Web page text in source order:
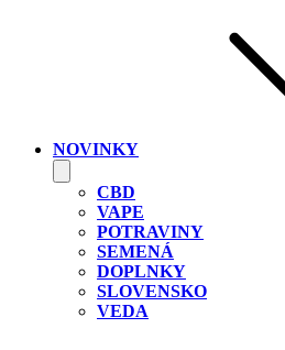
NOVINKY
CBD
VAPE
POTRAVINY
SEMENÁ
DOPLNKY
SLOVENSKO
VEDA